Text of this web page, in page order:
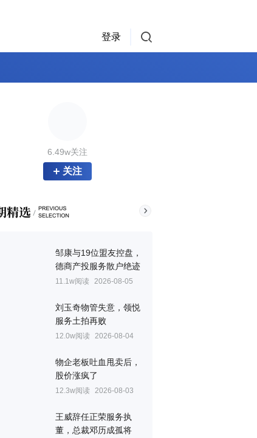
登录
6.49w关注
关注
邹康与19位盟友控盘，
德商产投服务散户绝迹
11.1w阅读 2026-08-05
刘玉奇物管失意，领悦
服务土拍再败
12.0w阅读 2026-08-04
物企老板吐血甩卖后，
股价涨疯了
12.3w阅读 2026-08-03
王威辞任正荣服务执
董，总裁邓历成孤将